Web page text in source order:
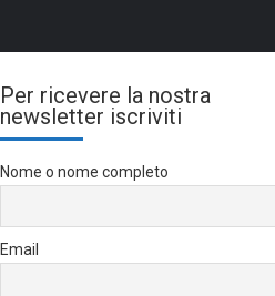
Per ricevere la nostra
newsletter iscriviti
Nome o nome completo
Email